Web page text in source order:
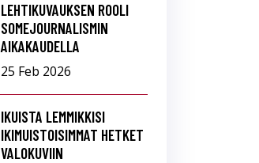
LEHTIKUVAUKSEN ROOLI
SOMEJOURNALISMIN
AIKAKAUDELLA
25 Feb 2026
IKUISTA LEMMIKKISI
IKIMUISTOISIMMAT HETKET
VALOKUVIIN